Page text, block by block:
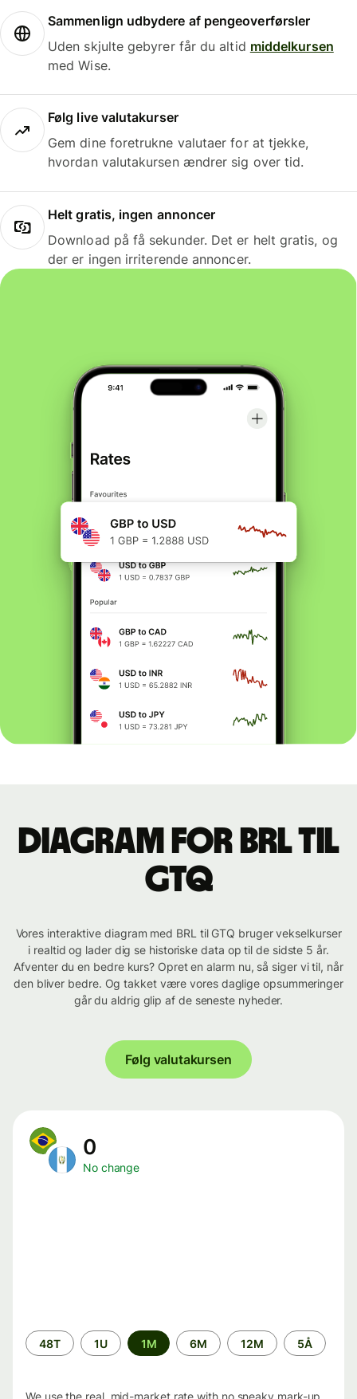
Sammenlign udbydere af pengeoverførsler
Uden skjulte gebyrer får du altid middelkursen
med Wise.
Følg live valutakurser
Gem dine foretrukne valutaer for at tjekke,
hvordan valutakursen ændrer sig over tid.
Helt gratis, ingen annoncer
Download på få sekunder. Det er helt gratis, og
der er ingen irriterende annoncer.
Diagram for BRL til
GTQ
Vores interaktive diagram med BRL til GTQ bruger vekselkurser
i realtid og lader dig se historiske data op til de sidste 5 år.
Afventer du en bedre kurs? Opret en alarm nu, så siger vi til, når
den bliver bedre. Og takket være vores daglige opsummeringer
går du aldrig glip af de seneste nyheder.
Følg valutakursen
0
No change
Time
period
48T 1U 1M 6M 12M 5Å